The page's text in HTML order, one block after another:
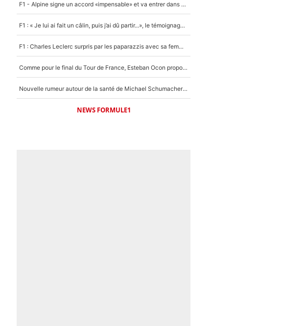
F1 - Alpine signe un accord «impensable» et va entrer dans une nouvelle dimension : Grande nouvelle pour Pierre Gasly !
F1 : « Je lui ai fait un câlin, puis j’ai dû partir...», le témoignage émouvant de Max Verstappen sur sa fille
F1 : Charles Leclerc surpris par les paparazzis avec sa femme, les rumeurs étaient vraies !
Comme pour le final du Tour de France, Esteban Ocon propose un Grand Prix de Formule 1 à Paris : «Autour de l’Arc de Triomphe, ce serait génial» !
Nouvelle rumeur autour de la santé de Michael Schumacher : Sa femme Corinna sort du silence
NEWS FORMULE1